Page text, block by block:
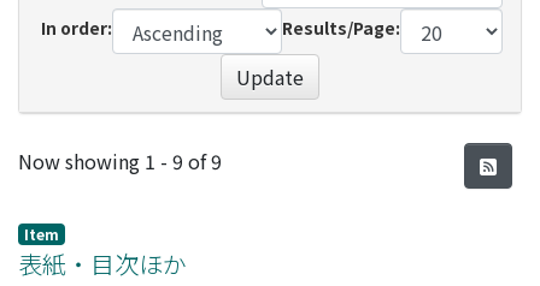
In order:
Results/Page:
Update
Recent Submissions
Now showing 1 - 9 of 9
Item
表紙・目次ほか